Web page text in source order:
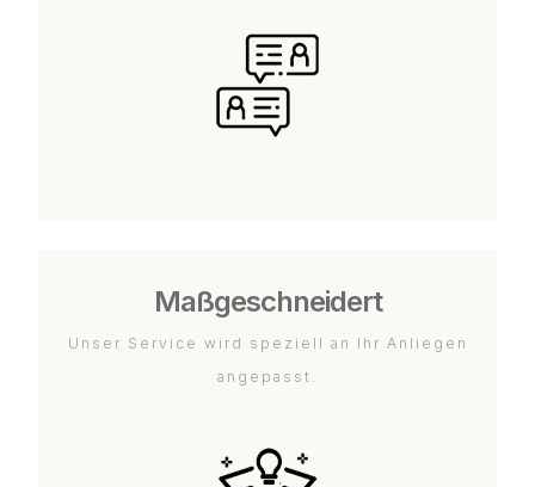
Maßgeschneidert
Unser Service wird speziell an Ihr Anliegen
angepasst.